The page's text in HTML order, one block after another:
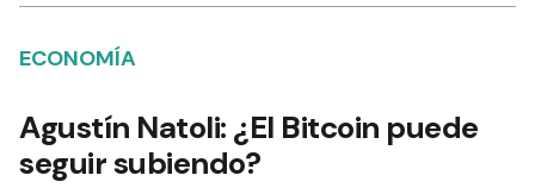
ECONOMÍA
Agustín Natoli: ¿El Bitcoin puede
seguir subiendo?